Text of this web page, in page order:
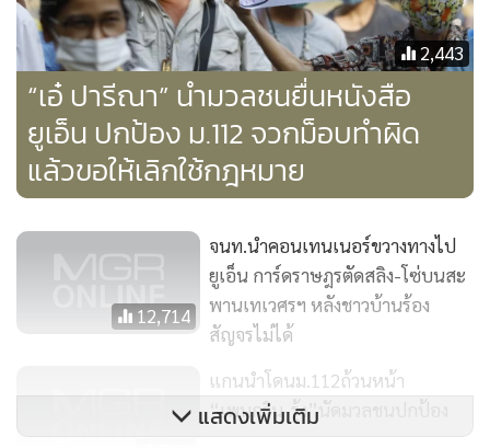
2,443
“เอ๋ ปารีณา” นำมวลชนยื่นหนังสือ
ยูเอ็น ปกป้อง ม.112 จวกม็อบทำผิด
แล้วขอให้เลิกใช้กฎหมาย
12,714
จนท.นำคอนเทนเนอร์ขวางทางไป
ยูเอ็น การ์ดราษฎรตัดสลิง-โซ่บนสะ
พานเทเวศรฯ หลังชาวบ้านร้อง
สัญจรไม่ได้
แกนนำโดนม.112ถ้วนหน้า
“เพนกวิน-รุ้ง”นัดมวลชนปกป้อง
แสดงเพิ่มเติม